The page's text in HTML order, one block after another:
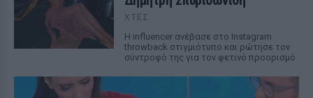
ΧΤΕΣ
Η influencer ανέβασε στο Instagram
throwback στιγμιότυπο και ρώτησε τον
σύντροφό της για τον φετινό προορισμό